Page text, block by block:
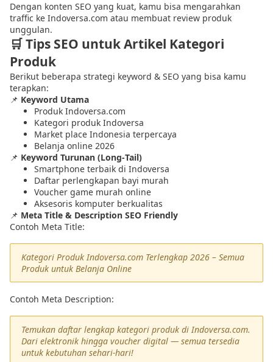
Dengan konten SEO yang kuat, kamu bisa mengarahkan
traffic ke Indoversa.com atau membuat review produk
unggulan.
🛒Tips SEO untuk Artikel Kategori
Produk
Berikut beberapa strategi keyword & SEO yang bisa kamu
terapkan:
📌 Keyword Utama
Produk Indoversa.com
Kategori produk Indoversa
Market place Indonesia terpercaya
Belanja online 2026
📌 Keyword Turunan (Long‑Tail)
Smartphone terbaik di Indoversa
Daftar perlengkapan bayi murah
Voucher game murah online
Aksesoris komputer berkualitas
📌 Meta Title & Description SEO Friendly
Contoh Meta Title:
Kategori Produk Indoversa.com Terlengkap 2026 – Semua
Produk untuk Belanja Online
Contoh Meta Description:
Temukan daftar lengkap kategori produk di Indoversa.com.
Dari elektronik hingga voucher digital — semua tersedia
untuk kebutuhan sehari‑hari!